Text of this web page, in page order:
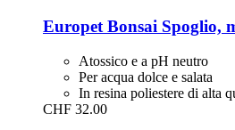
Europet Bonsai Spoglio,
Atossico e a pH neutro
Per acqua dolce e salata
In resina poliestere di alta
CHF 32.00